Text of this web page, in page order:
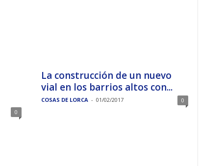
0
La construcción de un nuevo
vial en los barrios altos con...
COSAS DE LORCA - 01/02/2017 0